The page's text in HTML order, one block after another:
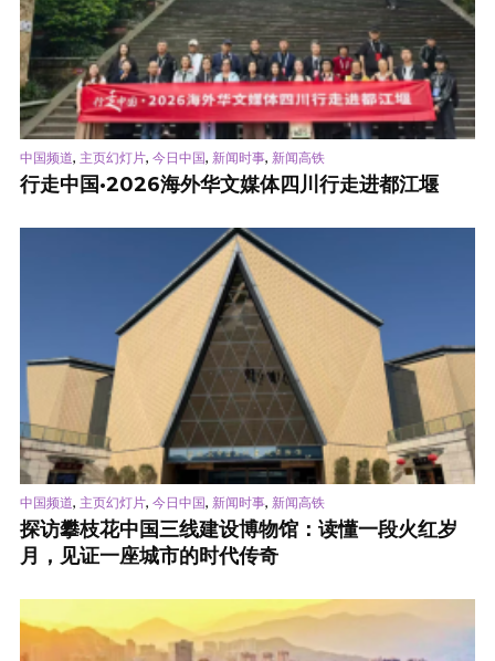
中国频道, 主页幻灯片, 今日中国, 新闻时事, 新闻高铁
行走中国·2026海外华文媒体四川行走进都江堰
中国频道, 主页幻灯片, 今日中国, 新闻时事, 新闻高铁
探访攀枝花中国三线建设博物馆：读懂一段火红岁
月，见证一座城市的时代传奇